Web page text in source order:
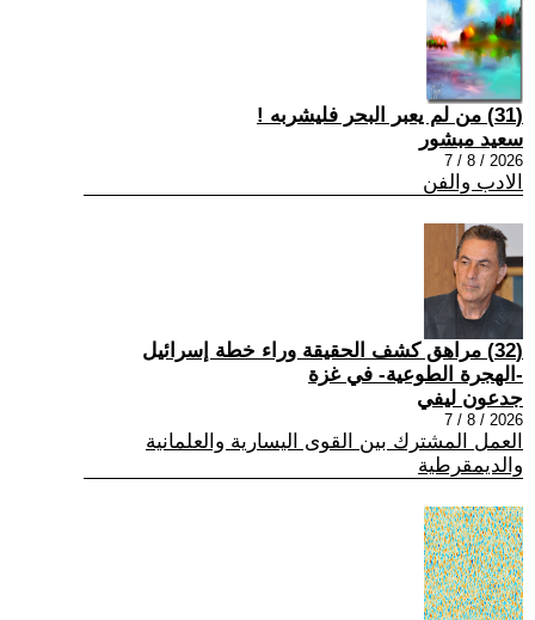
(31) من لم يعبر البحر فليشربه !
سعيد مبشور
2026 / 8 / 7
الادب والفن
(32) مراهق كشف الحقيقة وراء خطة إسرائيل
-الهجرة الطوعية- في غزة
جدعون ليفي
2026 / 8 / 7
العمل المشترك بين القوى اليسارية والعلمانية
والديمقرطية